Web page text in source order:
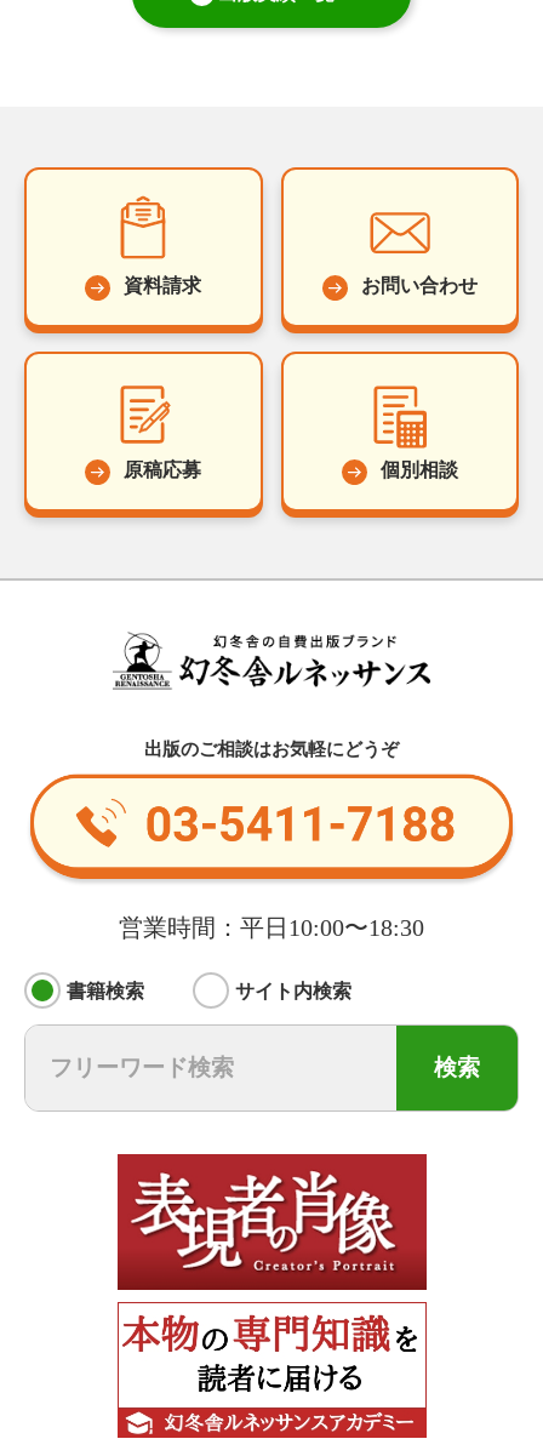
資料請求 お問い合わせ
原稿応募 個別相談
出版のご相談はお気軽にどうぞ
営業時間：平日10:00〜18:30
書籍検索 サイト内検索
検索